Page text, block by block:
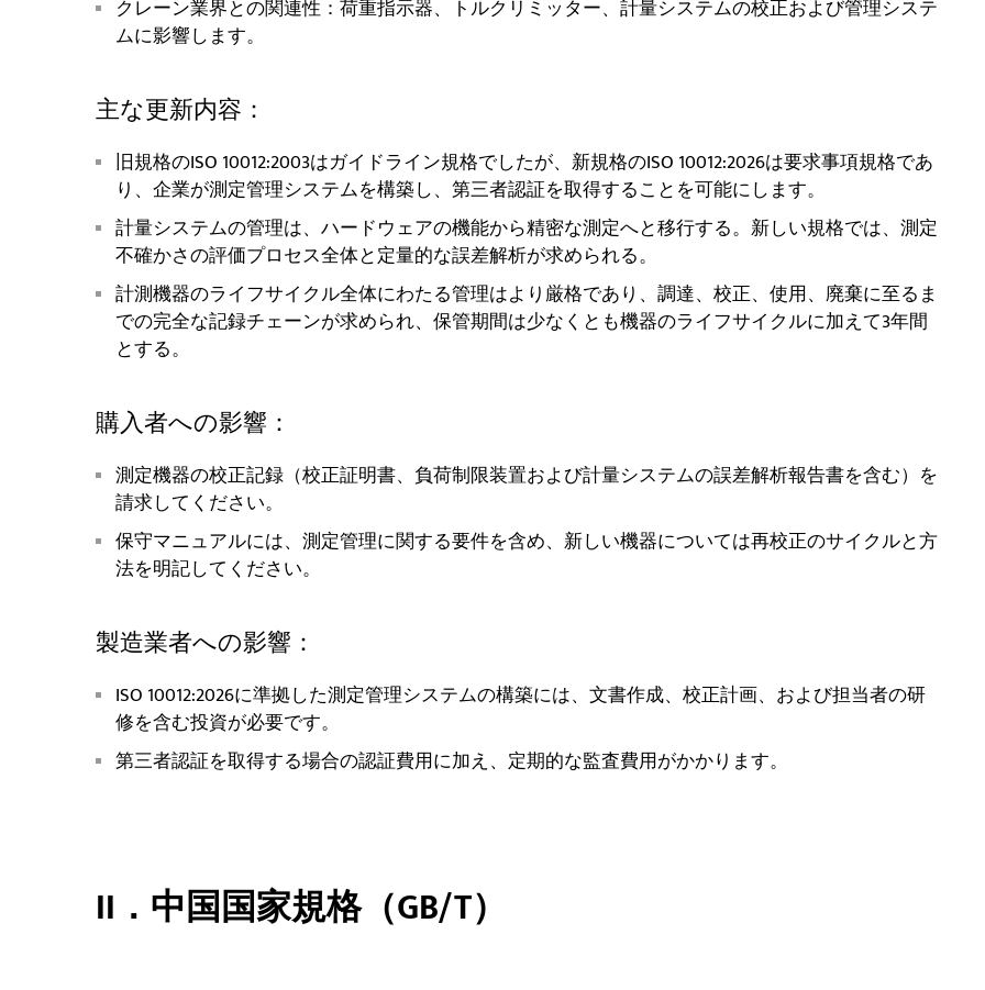
クレーン業界との関連性：荷重指示器、トルクリミッター、計量システムの校正および管理システ
ムに影響します。
主な更新内容：
旧規格のISO 10012:2003はガイドライン規格でしたが、新規格のISO 10012:2026は要求事項規格であ
り、企業が測定管理システムを構築し、第三者認証を取得することを可能にします。
計量システムの管理は、ハードウェアの機能から精密な測定へと移行する。新しい規格では、測定
不確かさの評価プロセス全体と定量的な誤差解析が求められる。
計測機器のライフサイクル全体にわたる管理はより厳格であり、調達、校正、使用、廃棄に至るま
での完全な記録チェーンが求められ、保管期間は少なくとも機器のライフサイクルに加えて3年間
とする。
購入者への影響：
測定機器の校正記録（校正証明書、負荷制限装置および計量システムの誤差解析報告書を含む）を
請求してください。
保守マニュアルには、測定管理に関する要件を含め、新しい機器については再校正のサイクルと方
法を明記してください。
製造業者への影響：
ISO 10012:2026に準拠した測定管理システムの構築には、文書作成、校正計画、および担当者の研
修を含む投資が必要です。
第三者認証を取得する場合の認証費用に加え、定期的な監査費用がかかります。
II．中国国家規格（GB/T）